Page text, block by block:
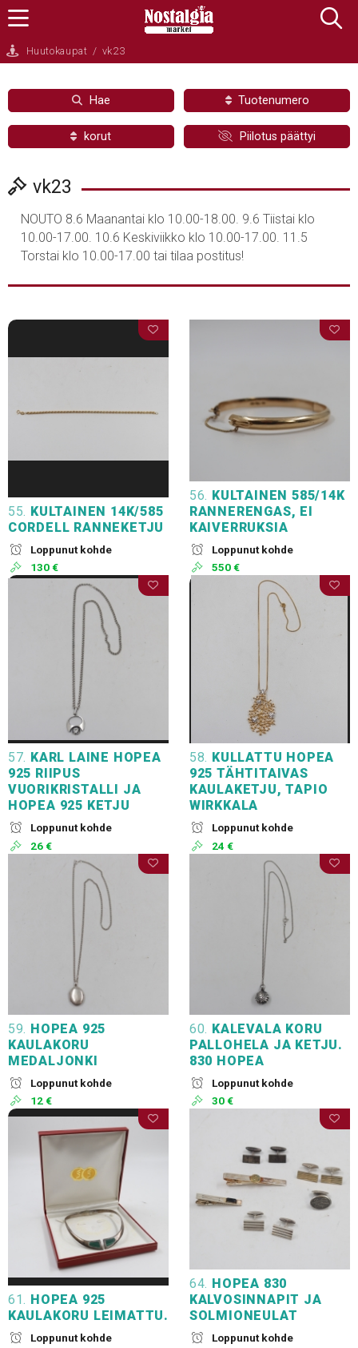
Huutokaupat / vk23
Hae Tuotenumero
korut Piilotus päättyi
vk23
NOUTO 8.6 Maanantai klo 10.00-18.00. 9.6 Tiistai klo
10.00-17.00. 10.6 Keskiviikko klo 10.00-17.00. 11.5
Torstai klo 10.00-17.00 tai tilaa postitus!
55. KULTAINEN 14K/585
CORDELL RANNEKETJU
Loppunut kohde
130 €
56. KULTAINEN 585/14K
RANNERENGAS, EI
KAIVERRUKSIA
Loppunut kohde
550 €
57. KARL LAINE HOPEA
925 RIIPUS
VUORIKRISTALLI JA
HOPEA 925 KETJU
Loppunut kohde
26 €
58. KULLATTU HOPEA
925 TÄHTITAIVAS
KAULAKETJU, TAPIO
WIRKKALA
Loppunut kohde
24 €
59. HOPEA 925
KAULAKORU
MEDALJONKI
Loppunut kohde
12 €
60. KALEVALA KORU
PALLOHELA JA KETJU.
830 HOPEA
Loppunut kohde
30 €
61. HOPEA 925
KAULAKORU LEIMATTU.
Loppunut kohde
64. HOPEA 830
KALVOSINNAPIT JA
SOLMIONEULAT
Loppunut kohde